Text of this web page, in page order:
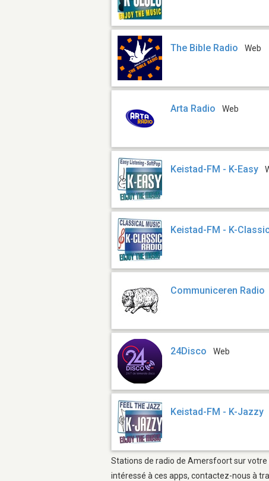
The Bible Radio Web
Arta Radio Web
Keistad-FM - K-Easy
Keistad-FM - K-
Communiceren Radio
24Disco Web
Keistad-FM - K-Jazzy
Stations de radio de Amersfoort sur votre
intéressé à ces apps, contactez-nous à